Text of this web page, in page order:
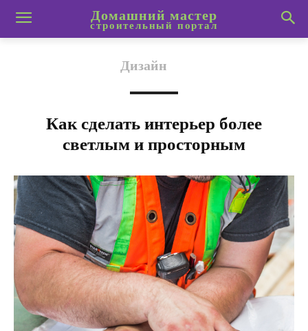
Домашний мастер
строительный портал
Дизайн
Как сделать интерьер более
светлым и просторным